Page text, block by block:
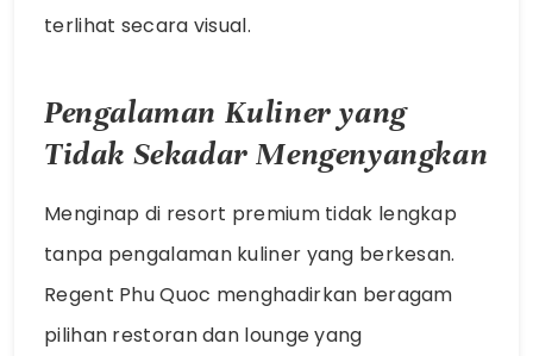
terlihat secara visual.
Pengalaman Kuliner yang
Tidak Sekadar Mengenyangkan
Menginap di resort premium tidak lengkap
tanpa pengalaman kuliner yang berkesan.
Regent Phu Quoc menghadirkan beragam
pilihan restoran dan lounge yang